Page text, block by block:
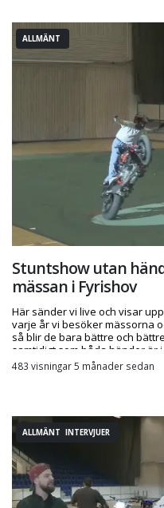
ALLMÄNT
Stuntshow utan
mässan i Fyrishov
Här sänder vi live och visar
varje år vi besöker mässorna
så blir de bara bättre och
samtidigt som båda händer är
nivåer!
483 visningar 5 månader sedan
ALLMÄNT INTERVJUER